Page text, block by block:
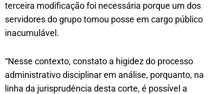
terceira modificação foi necessária porque um dos
servidores do grupo tomou posse em cargo público
inacumulável.
“Nesse contexto, constato a higidez do processo
administrativo disciplinar em análise, porquanto, na
linha da jurisprudência desta corte, é possível a